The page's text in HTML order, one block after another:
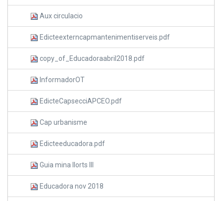
Aux circulacio
Edicteexterncapmantenimentiserveis.pdf
copy_of_Educadoraabril2018.pdf
InformadorOT
EdicteCapsecciAPCEO.pdf
Cap urbanisme
Edicteeducadora.pdf
Guia mina llorts III
Educadora nov 2018